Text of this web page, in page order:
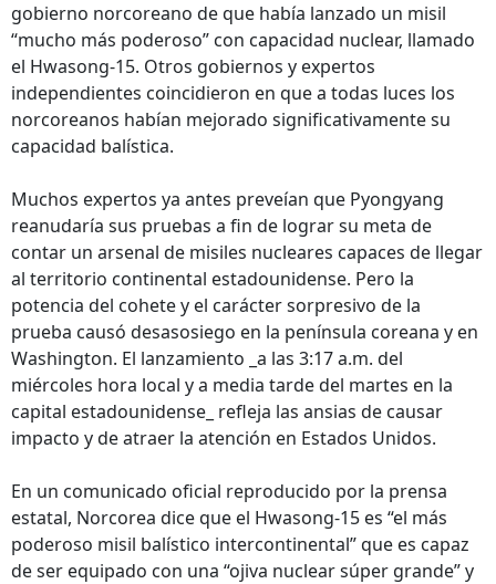
gobierno norcoreano de que había lanzado un misil
“mucho más poderoso” con capacidad nuclear, llamado
el Hwasong-15. Otros gobiernos y expertos
independientes coincidieron en que a todas luces los
norcoreanos habían mejorado significativamente su
capacidad balística.
Muchos expertos ya antes preveían que Pyongyang
reanudaría sus pruebas a fin de lograr su meta de
contar un arsenal de misiles nucleares capaces de llegar
al territorio continental estadounidense. Pero la
potencia del cohete y el carácter sorpresivo de la
prueba causó desasosiego en la península coreana y en
Washington. El lanzamiento _a las 3:17 a.m. del
miércoles hora local y a media tarde del martes en la
capital estadounidense_ refleja las ansias de causar
impacto y de atraer la atención en Estados Unidos.
En un comunicado oficial reproducido por la prensa
estatal, Norcorea dice que el Hwasong-15 es “el más
poderoso misil balístico intercontinental” que es capaz
de ser equipado con una “ojiva nuclear súper grande” y